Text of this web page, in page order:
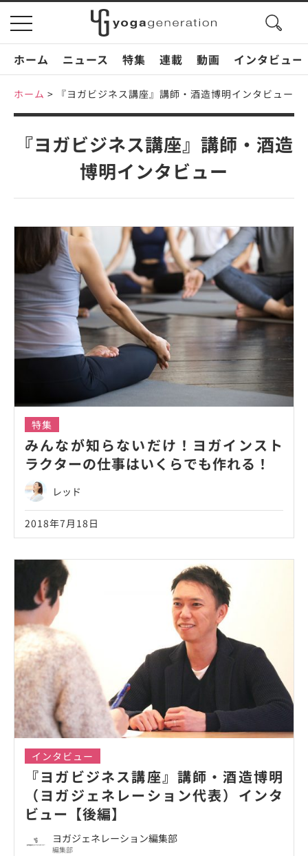
toggle
navigation
search
ホーム
ニュース 特集 連載 動画 インタビュー
ホーム > 『ヨガビジネス講座』講師・酒造博明インタビュー
『ヨガビジネス講座』講師・酒造
博明インタビュー
特集
みんなが知らないだけ！ヨガインスト
ラクターの仕事はいくらでも作れる！
レッド
2018年7月18日
インタビュー
『ヨガビジネス講座』講師・酒造博明
（ヨガジェネレーション代表）インタ
ビュー【後編】
ヨガジェネレーション編集部
編集部